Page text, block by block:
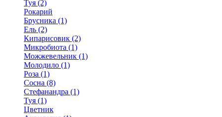
Туя (2)
Рокарий
Брусника (1)
Ель (2)
Кипарисовик (2)
Микробиота (1)
Можжевельник (1)
Молодило (1)
Роза (1)
Сосна (8)
Стефанандра (1)
Туя (1)
Цветник